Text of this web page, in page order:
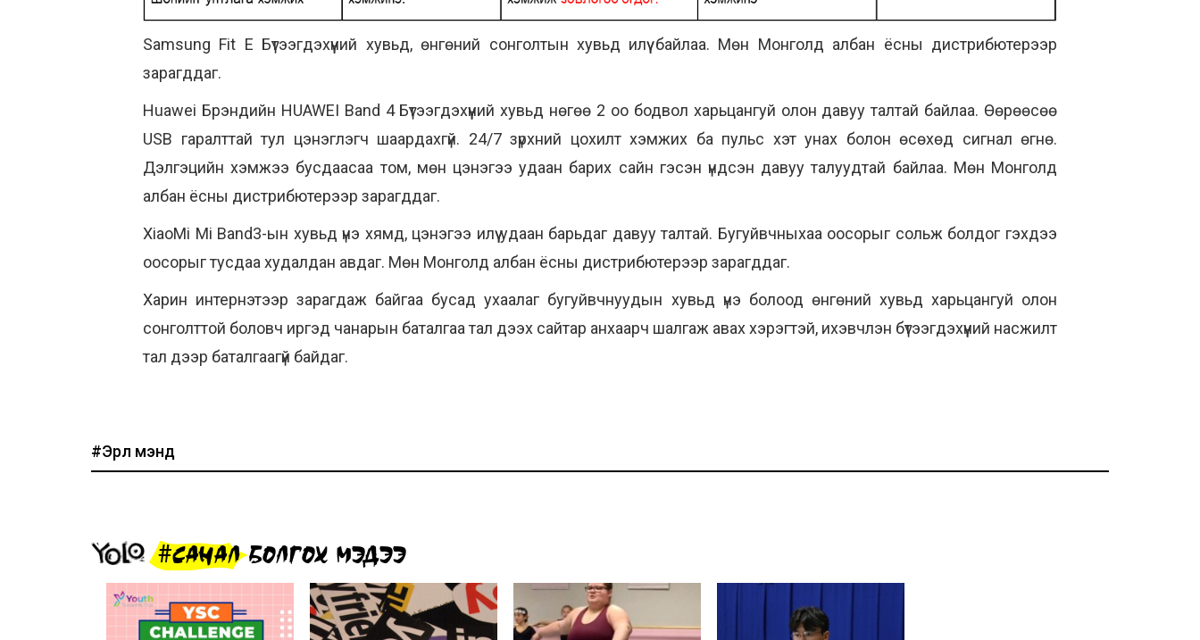
Samsung Fit E Бүтээгдэхүүний хувьд, өнгөний сонголтын хувьд илүү байлаа. Мөн Mонголд албан ёсны дистрибютерээр
зарагддаг.
Huawei Брэндийн HUAWEI Band 4 Бүтээгдэхүүний хувьд нөгөө 2 оо бодвол харьцангуй олон давуу талтай байлаа. Өөрөөсөө
USB гаралттай тул цэнэглэгч шаардахгүй. 24/7 зүрхний цохилт хэмжих ба пульс хэт унах болон өсөхөд сигнал өгнө.
Дэлгэцийн хэмжээ бусдаасаа том, мөн цэнэгээ удаан барих сайн гэсэн үндсэн давуу талуудтай байлаа. Мөн Mонголд
албан ёсны дистрибютерээр зарагддаг.
XiaoMi Mi Band3-ын хувьд үнэ хямд, цэнэгээ илүү удаан барьдаг давуу талтай. Бугуйвчныхаа оосорыг сольж болдог гэхдээ
оосорыг тусдаа худалдан авдаг. Мөн Монголд албан ёсны дистрибютерээр зарагддаг.
Харин интернэтээр зарагдаж байгаа бусад ухаалаг бугуйвчнуудын хувьд үнэ болоод өнгөний хувьд харьцангуй олон
сонголттой боловч иргэд чанарын баталгаа тал дээх сайтар анхаарч шалгаж авах хэрэгтэй, ихэвчлэн бүтээгдэхүүний насжилт
тал дээр баталгаагүй байдаг.
#Эрүүл мэнд
#САНАЛ БОЛГОХ МЭДЭЭ